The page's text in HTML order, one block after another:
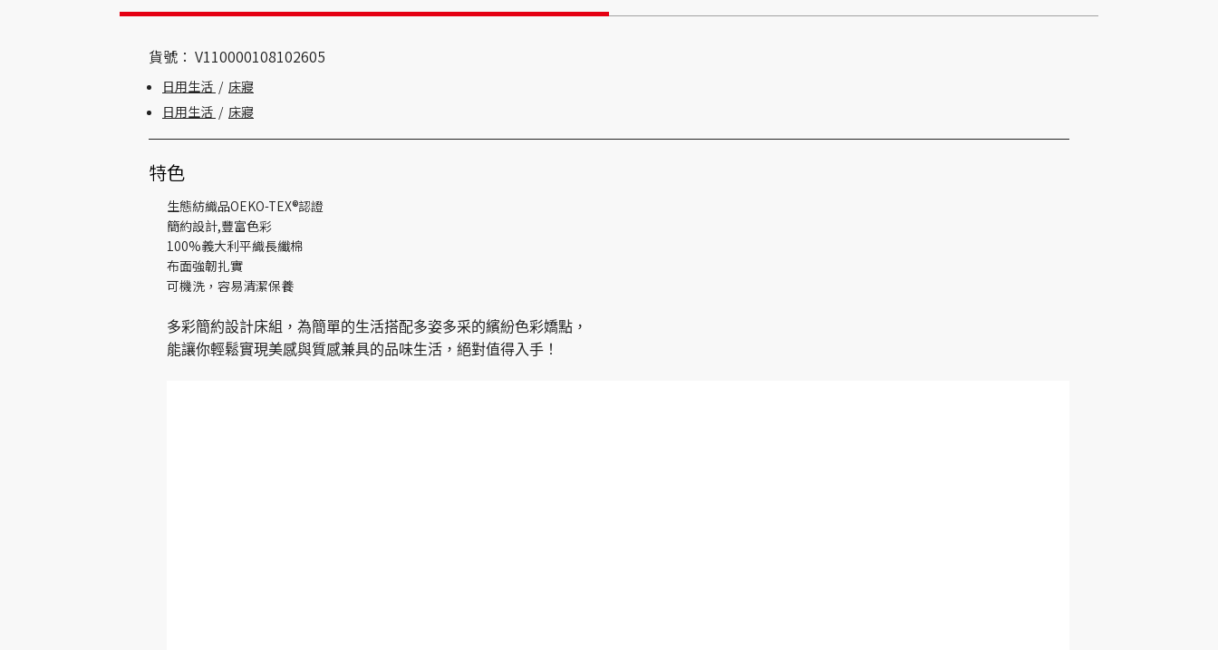
貨號： V110000108102605
日用生活 / 床寢
日用生活 / 床寢
特色
生態紡織品OEKO-TEX®認證
簡約設計,豐富色彩
100%義大利平織長纖棉
布面強韌扎實
可機洗，容易清潔保養
多彩簡約設計床組 ， 為簡單的生活搭配多姿多采的繽紛色彩嬌點 ，
能讓你輕鬆實現美感與質感兼具的品味生活，絕對值得入手！